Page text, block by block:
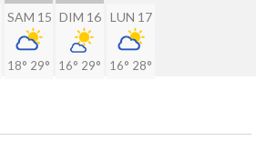
SAM 15
18° 29°
DIM 16
16° 29°
LUN 17
16° 28°